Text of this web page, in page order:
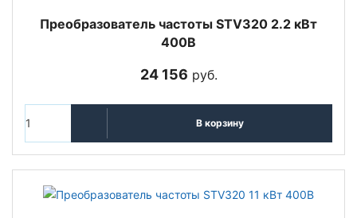
Преобразователь частоты STV320 2.2 кВт
400В
24 156 руб.
В корзину